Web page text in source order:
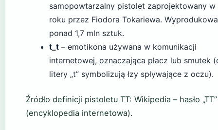
samopowtarzalny pistolet zaprojektowany w
roku przez Fiodora Tokariewa.
ponad 1,7 mln sztuk.
t_t – emotikona używana w komunikacji
internetowej, oznaczająca płacz lub smutek
litery „t” symbolizują łzy spływające z oczu).
Źródło definicji pistoletu TT: Wikipedia – hasło „TT”
(encyklopedia internetowa).